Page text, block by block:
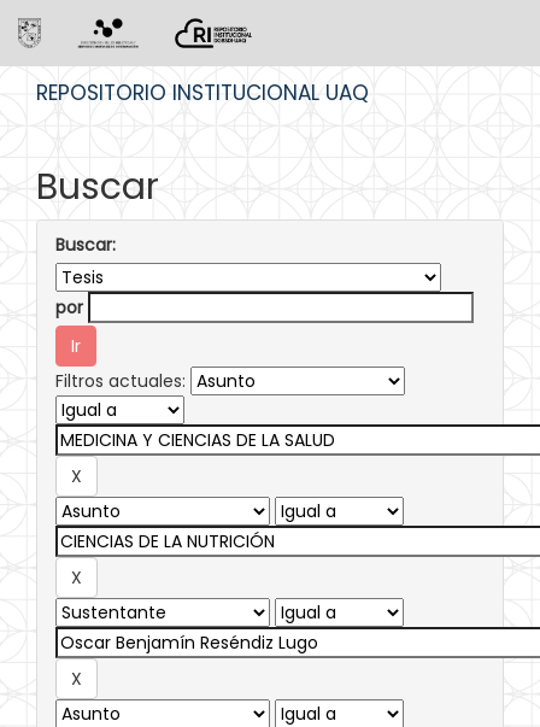
REPOSITORIO INSTITUCIONAL UAQ
Buscar
Buscar:
por
Filtros actuales: